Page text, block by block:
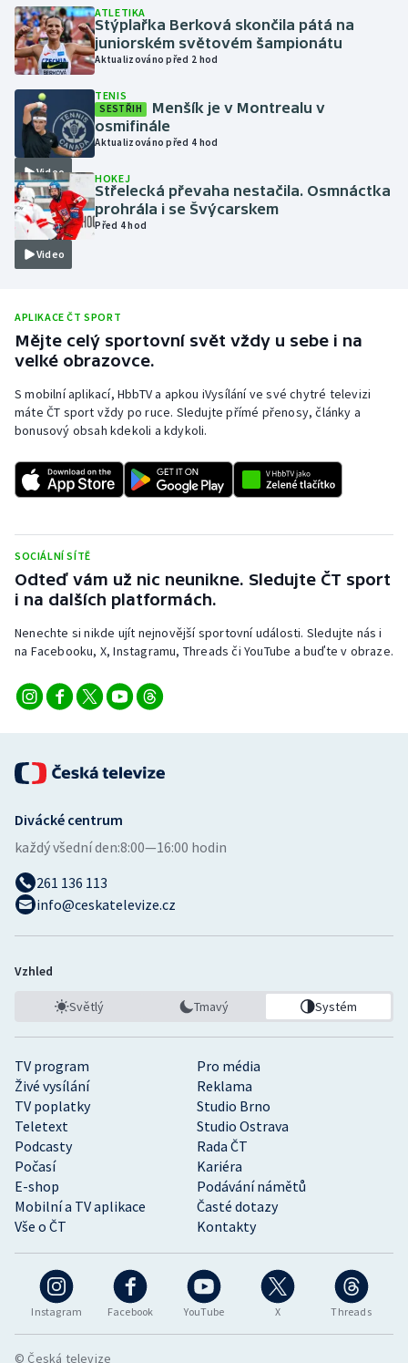
Lyže a snowboard
Moderní pětiboj
Motorsport
Olympijské hry
Parasport
Plavání
Ragby
Rychlobruslení
Rychlostní kanoistika
Short track
Stolní tenis
Triatlon
Veslování
Vodní slalom
Volejbal
Ostatní
ATLETIKA
Stýplařka Berková skončila pátá na
juniorském světovém šampionátu
Aktualizováno před 2 hod
Video
TENIS
SESTŘIH
Menšík je v Montrealu v
osmifinále
Aktualizováno před 4 hod
Video
HOKEJ
Střelecká převaha nestačila. Osmnáctka
prohrála i se Švýcarskem
Před 4 hod
APLIKACE ČT SPORT
Mějte celý sportovní svět vždy u sebe i na
velké obrazovce.
S mobilní aplikací, HbbTV a apkou iVysílání ve své chytré televizi
máte ČT sport vždy po ruce. Sledujte přímé přenosy, články a
bonusový obsah kdekoli a kdykoli.
SOCIÁLNÍ SÍTĚ
Odteď vám už nic neunikne. Sledujte ČT sport
i na dalších platformách.
Nenechte si nikde ujít nejnovější sportovní události. Sledujte nás i
na Facebooku, X, Instagramu, Threads či YouTube a buďte v obraze.
Instagram Facebook YouTube X Threads
TV program
Pro média
Živé vysílání
Reklama
TV poplatky
Studio Brno
Teletext
Studio Ostrava
Podcasty
Rada ČT
Počasí
Kariéra
E-shop
Podávání námětů
Mobilní a TV aplikace
Časté dotazy
Vše o ČT
Kontakty
Divácké centrum
každý všední den:8:00—16:00 hodin
261 136 113
info@ceskatelevize.cz
Vzhled
Světlý Tmavý Systém
© Česká televize